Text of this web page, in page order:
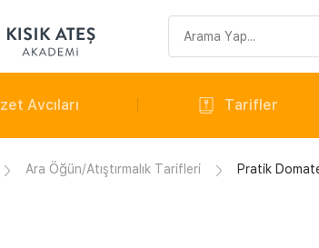
sorgusu
Avcıları Tarifler
Ara Öğün/Atıştırmalık Tarifleri Pratik